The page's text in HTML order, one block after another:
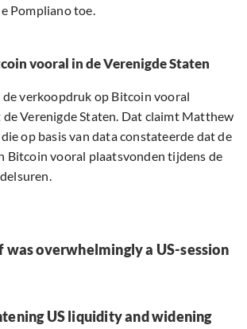
Pompliano toe.
vooral in de Verenigde Staten
verkoopdruk op Bitcoin vooral
Verenigde Staten. Dat claimt Matthew
die op basis van data constateerde dat de
Bitcoin vooral plaatsvonden tijdens de
was overwhelmingly a US-session
US liquidity and widening